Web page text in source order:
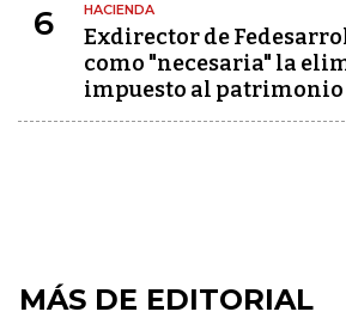
6 HACIENDA
Exdirector de
como "necesaria" la
impuesto al patrimonio
MÁS DE EDITORIAL